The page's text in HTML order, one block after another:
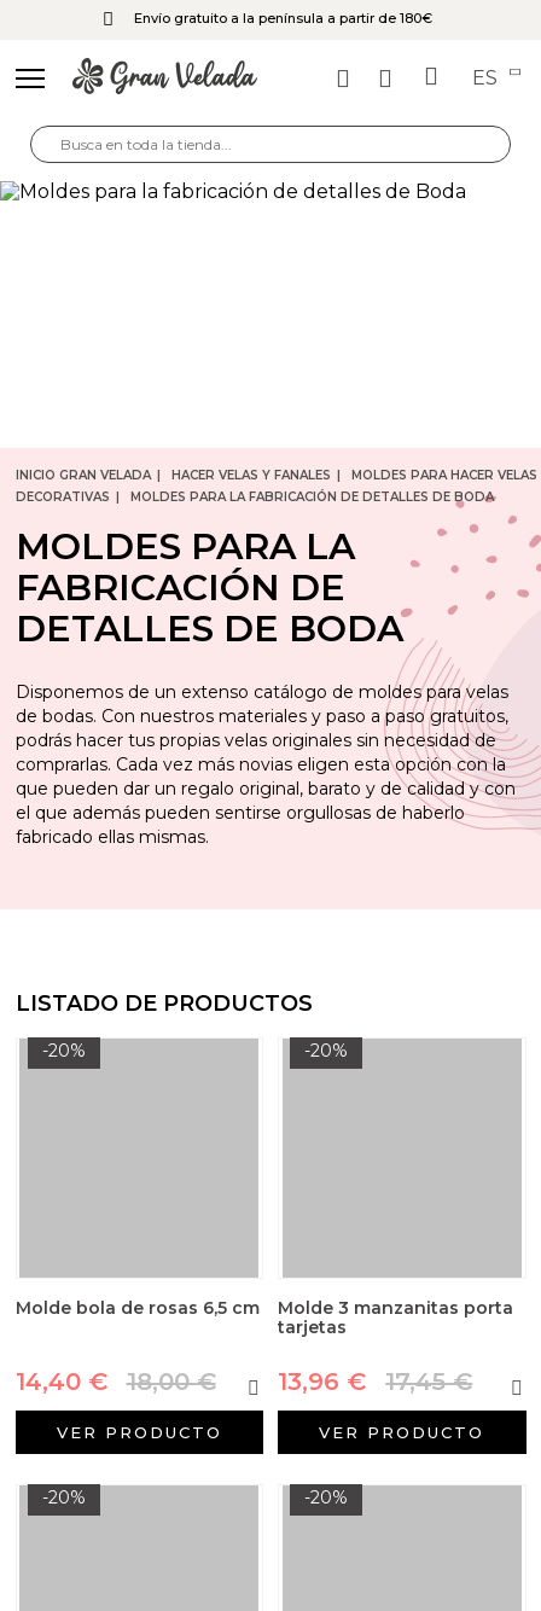
Envío gratuito a la península a partir de 180€
ES
INICIO GRAN VELADA HACER VELAS Y FANALES
MOLDES PARA HACER VELAS
DECORATIVAS
MOLDES PARA LA FABRICACIÓN DE DETALLES DE BODA
MOLDES PARA LA
FABRICACIÓN DE
DETALLES DE BODA
Disponemos de un extenso catálogo de moldes para velas
de bodas. Con nuestros materiales y paso a paso gratuitos,
podrás hacer tus propias velas originales sin necesidad de
comprarlas. Cada vez más novias eligen esta opción con la
que pueden dar un regalo original, barato y de calidad y con
el que además pueden sentirse orgullosas de haberlo
fabricado ellas mismas.
LISTADO DE PRODUCTOS
-20%
Molde bola de rosas 6,5 cm
14,40 € 18,00 €
VER PRODUCTO
-20%
Molde 3 manzanitas porta
tarjetas
13,96 € 17,45 €
VER PRODUCTO
-20% -20%